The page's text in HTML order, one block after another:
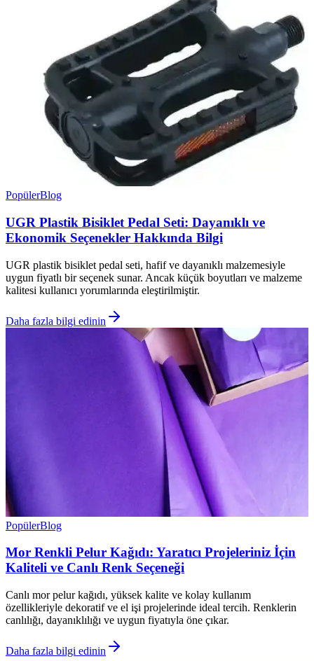
PopülerBlog
UGR Plastik Bisiklet Pedal Seti: Dayanıklı ve
Ekonomik Seçenekler Hakkında Bilgi
UGR plastik bisiklet pedal seti, hafif ve dayanıklı malzemesiyle
uygun fiyatlı bir seçenek sunar. Ancak küçük boyutları ve malzeme
kalitesi kullanıcı yorumlarında eleştirilmiştir.
Daha fazla bilgi edinin
PopülerBlog
Mor Renkli Pelur Kağıdı: Yaratıcı Projeleriniz İçin
Kaliteli ve Canlı Renk Seçeneği
Canlı mor pelur kağıdı, yüksek kalite ve kolay kullanım
özellikleriyle dekoratif ve el işi projelerinde ideal tercih. Renklerin
canlılığı, dayanıklılığı ve uygun fiyatıyla öne çıkar.
Daha fazla bilgi edinin